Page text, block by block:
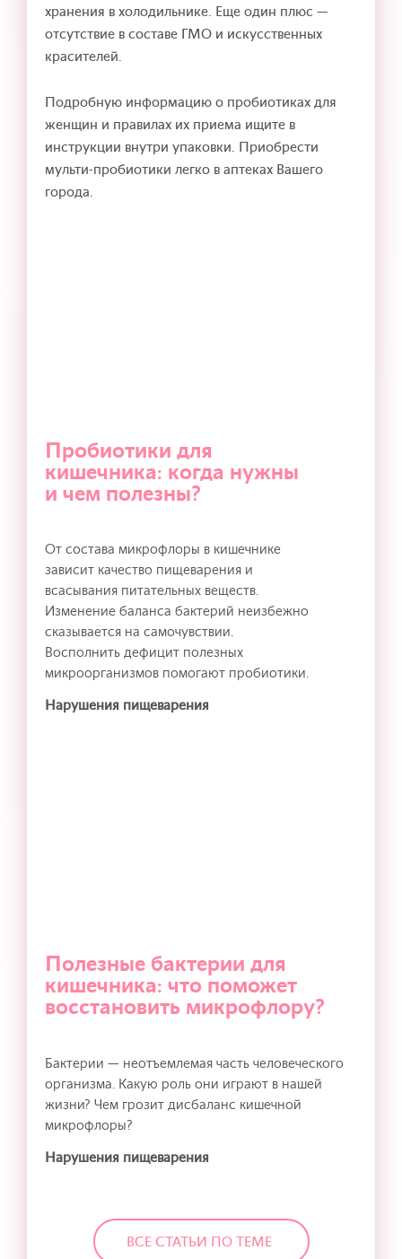
хранения в холодильнике. Еще один плюс —
отсутствие в составе ГМО и искусственных
красителей.
Подробную информацию о пробиотиках для
женщин и правилах их приема ищите в
инструкции внутри упаковки. Приобрести
мульти-пробиотики легко в аптеках Вашего
города.
Пробиотики для
кишечника: когда нужны
и чем полезны?
От состава микрофлоры в кишечнике
зависит качество пищеварения и
всасывания питательных веществ.
Изменение баланса бактерий неизбежно
сказывается на самочувствии.
Восполнить дефицит полезных
микроорганизмов помогают пробиотики.
Нарушения пищеварения
Полезные бактерии для
кишечника: что поможет
восстановить микрофлору?
Бактерии — неотъемлемая часть человеческого
организма. Какую роль они играют в нашей
жизни? Чем грозит дисбаланс кишечной
микрофлоры?
Нарушения пищеварения
ВСЕ СТАТЬИ ПО ТЕМЕ